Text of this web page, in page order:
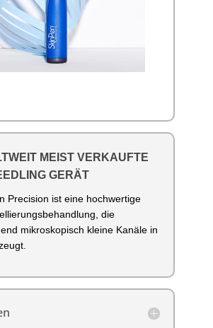
MEIST VERKAUFTE
GERÄT
Precision ist eine hochwertige
die
mikroskopisch kleine Kanäle in